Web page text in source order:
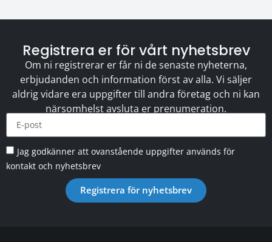
Registrera er för vårt nyhetsbrev
Om ni registrerar er får ni de senaste nyheterna,
erbjudanden och information först av alla. Vi säljer
aldrig vidare era uppgifter till andra företag och ni kan
närsomhelst avsluta er prenumeration.
Jag godkänner att ovanstående uppgifter används för
kontakt och nyhetsbrev
Registrera för nyhetsbrev